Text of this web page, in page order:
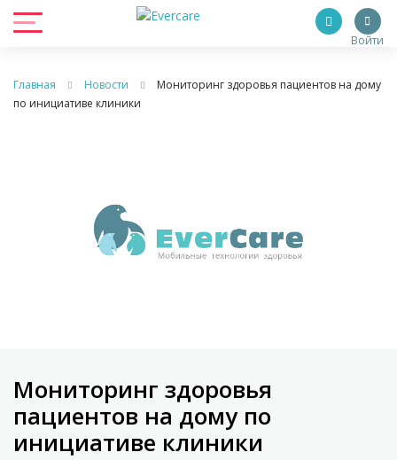
Войти
Главная Новости
Мониторинг здоровья пациентов на дому
по инициативе клиники
Мониторинг здоровья
пациентов на дому по
инициативе клиники